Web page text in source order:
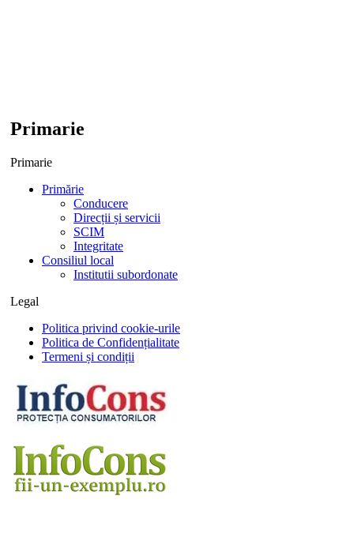
Primarie
Primarie
Primărie
Conducere
Direcții și servicii
SCIM
Integritate
Consiliul local
Institutii subordonate
Legal
Politica privind cookie-urile
Politica de Confidențialitate
Termeni și condiții